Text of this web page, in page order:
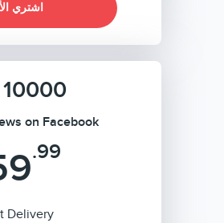
اشتري
10000
on Facebook
.99
Delivery